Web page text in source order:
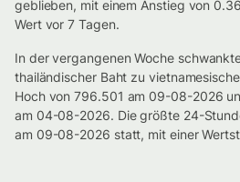
geblieben, mit einem Anstieg von
Wert vor 7 Tagen.
In der vergangenen Woche
thailändischer Baht zu
Hoch von 796.501 am 09-08-2026
am 04-08-2026. Die größte 24-
am 09-08-2026 statt, mit einer